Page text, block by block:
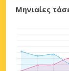
Μηνιαίες